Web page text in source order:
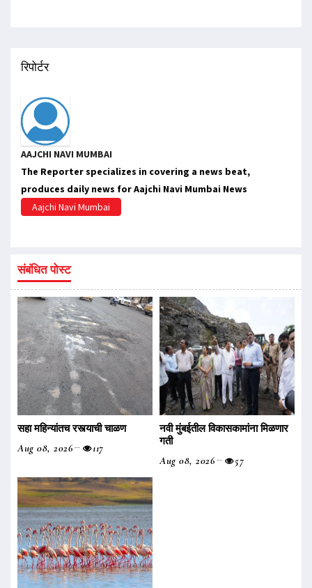
रिपोर्टर
AAJCHI NAVI MUMBAI
The Reporter specializes in covering a news beat,
produces daily news for Aajchi Navi Mumbai News
Aajchi Navi Mumbai
संबंधित पोस्ट
सहा महिन्यांतच रस्त्याची चाळण
Aug 08, 2026
117
नवी मुंबईतील विकासकामांना मिळणार
गती
Aug 08, 2026
57